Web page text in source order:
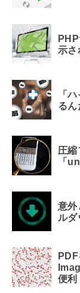
示さ
「
るん
圧縮
「
意外
ルダ
便利